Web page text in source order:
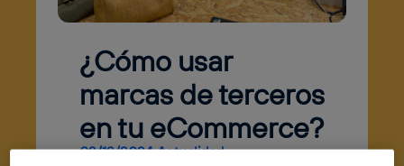
¿Cómo usar
marcas de terceros
en tu eCommerce?
02/12/2024 Actualidad